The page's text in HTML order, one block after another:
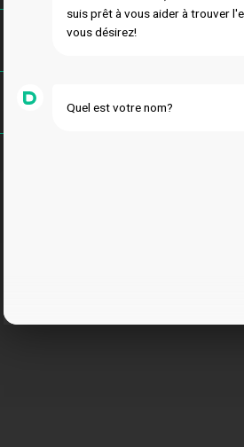
suis prêt à vous aider à trouver
vous désirez!
Quel est votre nom?